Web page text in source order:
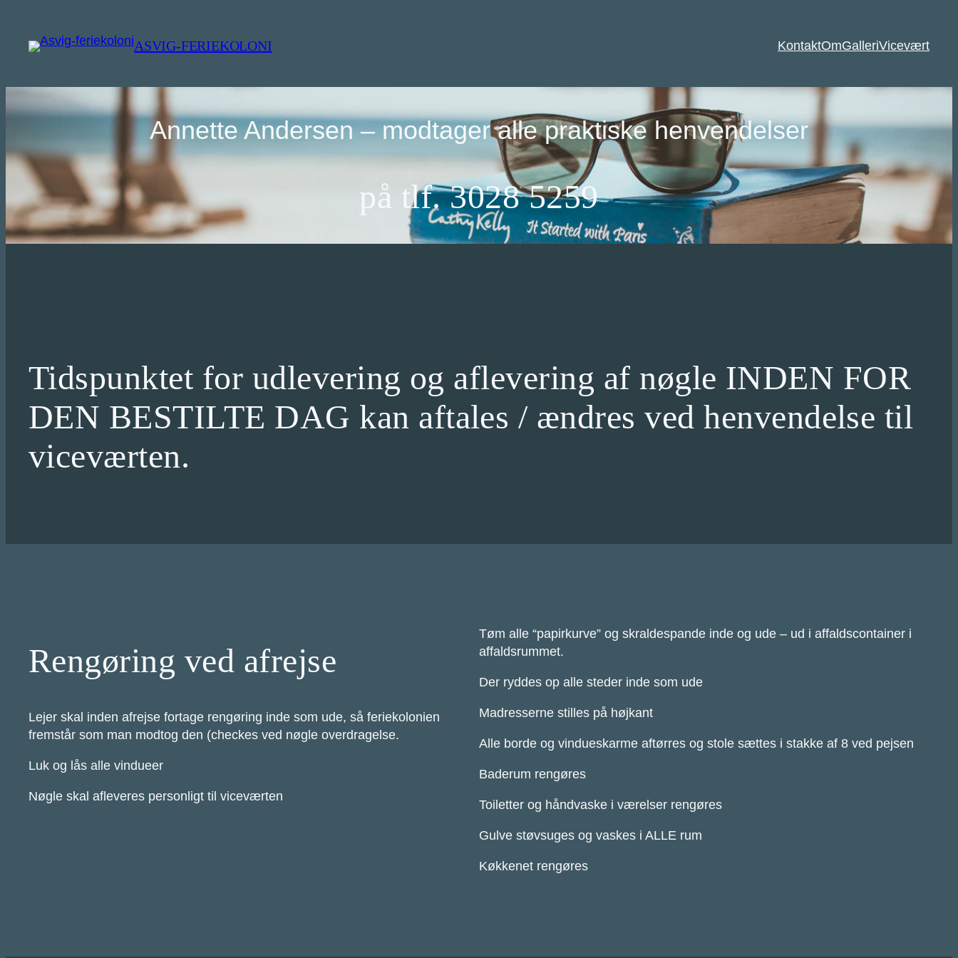
indhold
ASVIG-FERIEKOLONI KontaktOmGalleriVicevært
Annette Andersen – modtager alle praktiske henvendelser
på tlf. 3028 5259
Tidspunktet for udlevering og aflevering af nøgle INDEN FOR
DEN BESTILTE DAG kan aftales / ændres ved henvendelse til
viceværten.
Rengøring ved afrejse
Lejer skal inden afrejse fortage rengøring inde som ude, så feriekolonien
fremstår som man modtog den (checkes ved nøgle overdragelse.
Luk og lås alle vindueer
Nøgle skal afleveres personligt til viceværten
Tøm alle “papirkurve” og skraldespande inde og ude – ud i affaldscontainer i
affaldsrummet.
Der ryddes op alle steder inde som ude
Madresserne stilles på højkant
Alle borde og vindueskarme aftørres og stole sættes i stakke af 8 ved pejsen
Baderum rengøres
Toiletter og håndvaske i værelser rengøres
Gulve støvsuges og vaskes i ALLE rum
Køkkenet rengøres